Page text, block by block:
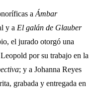
a Ámbar
y a El galán de Glauber
el jurado otorgó una
por su trabajo en la
; y a Johanna Reyes
grabada y entregada en